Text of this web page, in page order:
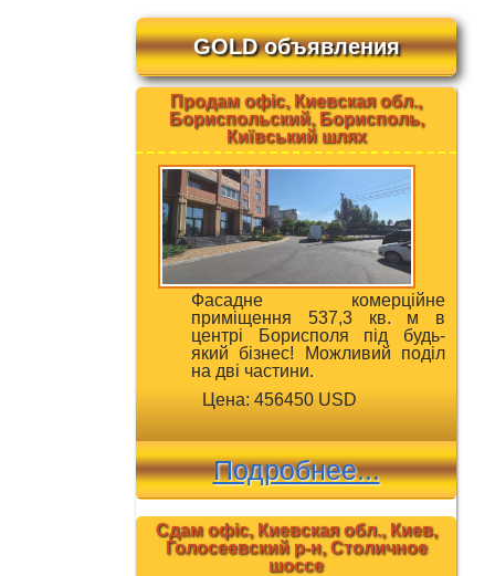
GOLD объявления
Продам офіс, Киевская обл.,
Бориспольский, Борисполь,
Київський шлях
Фасадне комерційне
приміщення 537,3 кв. м в
центрі Борисполя під будь-
який бізнес! Можливий поділ
на дві частини.
Цена: 456450 USD
Подробнее...
Сдам офіс, Киевская обл., Киев,
Голосеевский р-н, Столичное
шоссе